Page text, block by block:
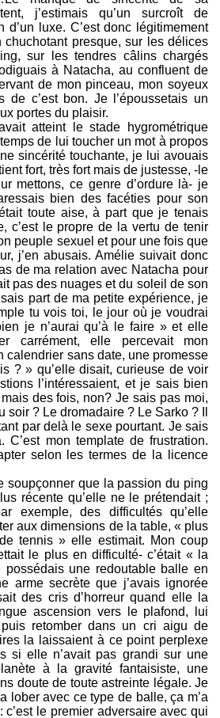
j’estimais qu’un surcroît de
d’un luxe. C’est donc légitimement
chuchotant presque, sur les délices
sur les tendres câlins chargés
à Natacha, au confluent de
de mon pinceau, mon soyeux
de c’est bon. Je l’époussetais un
portes du plaisir.
atteint le stade hygrométrique
de lui toucher un mot à propos
sincérité touchante, je lui avouais
fort, très fort mais de justesse, -le
mettons, ce genre d’ordure là- je
bien des facéties pour son
toute aise, à part que je tenais
c’est le propre de la vertu de tenir
peuple sexuel et pour une fois que
j’en abusais. Amélie suivait donc
de ma relation avec Natacha pour
pas des nuages et du soleil de son
part de ma petite expérience, je
tu vois toi, le jour où je voudrai
je n’aurai qu’à le faire » et elle
carrément, elle percevait mon
calendrier sans date, une promesse
? » qu’elle disait, curieuse de voir
l’intéressaient, et je sais bien
des fois, non? Je sais pas moi,
soir ? Le dromadaire ? Le Sarko ? Il
par delà le sexe pourtant. Je sais
mon template de frustration.
selon les termes de la licence
soupçonner que la passion du ping
récente qu’elle ne le prétendait ;
exemple, des difficultés qu’elle
aux dimensions de la table, « plus
tennis » elle estimait. Mon coup
le plus en difficulté- c’était « la
une redoutable balle en
arme secrète que j’avais ignorée
des cris d’horreur quand elle la
ascension vers le plafond, lui
retomber dans un cri aigu de
la laissaient à ce point perplexe
si elle n’avait pas grandi sur une
à la gravité fantaisiste, une
doute de toute astreinte légale. Je
lober avec ce type de balle, ça m’a
c’est le premier adversaire avec qui